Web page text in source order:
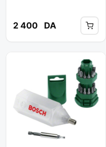
2 400 DA